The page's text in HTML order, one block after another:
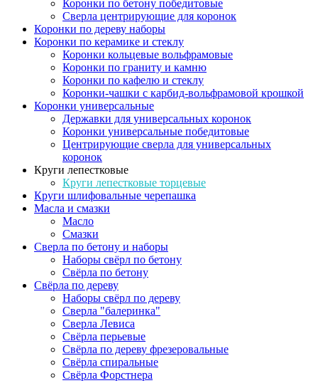
Коронки по бетону победитовые
Сверла центрирующие для коронок
Коронки по дереву наборы
Коронки по керамике и стеклу
Коронки кольцевые вольфрамовые
Коронки по граниту и камню
Коронки по кафелю и стеклу
Коронки-чашки с карбид-вольфрамовой крошкой
Коронки универсальные
Державки для универсальных коронок
Коронки универсальные победитовые
Центрирующие сверла для универсальных
коронок
Круги лепестковые
Круги лепестковые торцевые
Круги шлифовальные черепашка
Масла и смазки
Масло
Смазки
Сверла по бетону и наборы
Наборы свёрл по бетону
Свёрла по бетону
Свёрла по дереву
Наборы свёрл по дереву
Сверла "балеринка"
Сверла Левиса
Свёрла перьевые
Свёрла по дереву фрезеровальные
Свёрла спиральные
Свёрла Форстнера